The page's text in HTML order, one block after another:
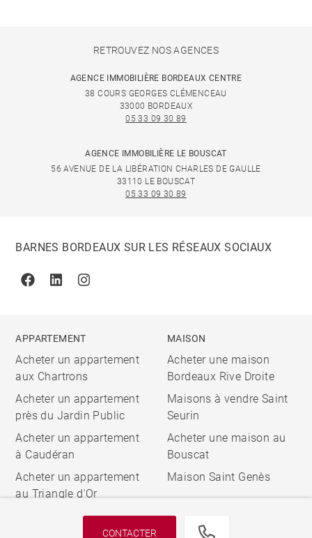
CONTACTER
RETROUVEZ NOS AGENCES
AGENCE IMMOBILIÈRE BORDEAUX CENTRE
38 COURS GEORGES CLÉMENCEAU
33000 BORDEAUX
05 33 09 30 89
AGENCE IMMOBILIÈRE LE BOUSCAT
56 AVENUE DE LA LIBÉRATION CHARLES DE GAULLE
33110 LE BOUSCAT
05 33 09 30 89
BARNES BORDEAUX SUR LES RÉSEAUX SOCIAUX
FacebookLinkedinInstagram
APPARTEMENT
Acheter un appartement
aux Chartrons
Acheter un appartement
près du Jardin Public
Acheter un appartement
à Caudéran
Acheter un appartement
au Triangle d'Or
MAISON
Acheter une maison
Bordeaux Rive Droite
Maisons à vendre Saint
Seurin
Acheter une maison au
Bouscat
Maison Saint Genès